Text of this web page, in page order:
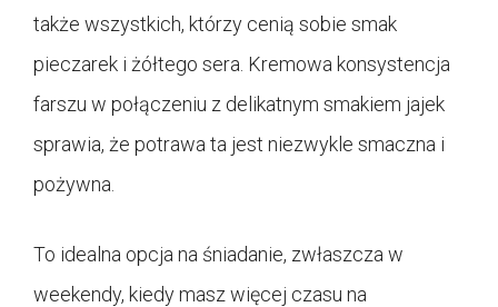
także wszystkich, którzy cenią sobie smak
pieczarek i żółtego sera. Kremowa konsystencja
farszu w połączeniu z delikatnym smakiem jajek
sprawia, że potrawa ta jest niezwykle smaczna i
pożywna.
To idealna opcja na śniadanie, zwłaszcza w
weekendy, kiedy masz więcej czasu na